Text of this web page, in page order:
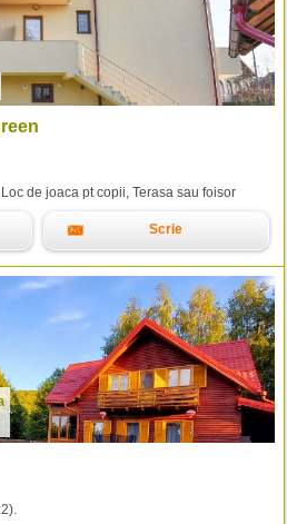
de joaca pt copii, Terasa sau foisor
Scrie
2).